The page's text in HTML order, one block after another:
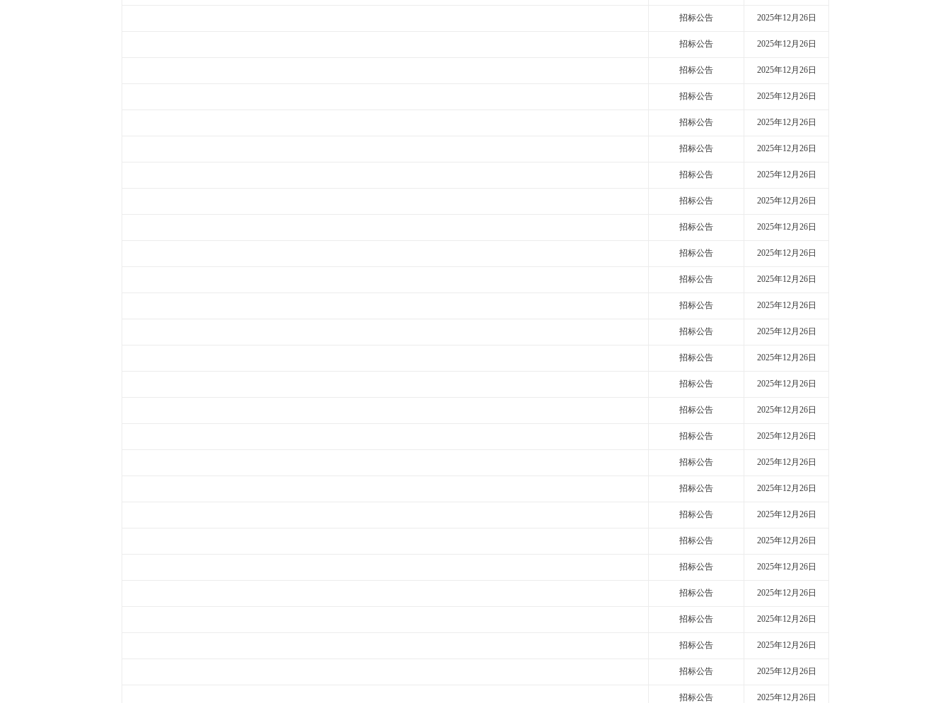
招标公告 2025年12月26日
招标公告 2025年12月26日
招标公告 2025年12月26日
招标公告 2025年12月26日
招标公告 2025年12月26日
招标公告 2025年12月26日
招标公告 2025年12月26日
招标公告 2025年12月26日
招标公告 2025年12月26日
招标公告 2025年12月26日
招标公告 2025年12月26日
招标公告 2025年12月26日
招标公告 2025年12月26日
招标公告 2025年12月26日
招标公告 2025年12月26日
招标公告 2025年12月26日
招标公告 2025年12月26日
招标公告 2025年12月26日
招标公告 2025年12月26日
招标公告 2025年12月26日
招标公告 2025年12月26日
招标公告 2025年12月26日
招标公告 2025年12月26日
招标公告 2025年12月26日
招标公告 2025年12月26日
招标公告 2025年12月26日
招标公告 2025年12月26日